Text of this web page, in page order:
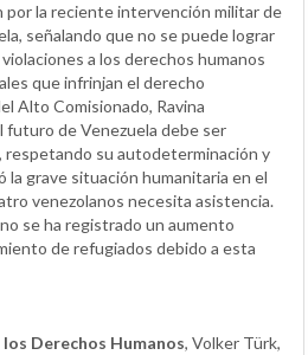
por la reciente intervención militar de
señalando que no se puede lograr
a los derechos humanos
que infrinjan el derecho
Alto Comisionado, Ravina
futuro de Venezuela debe ser
respetando su autodeterminación y
la grave situación humanitaria en el
venezolanos necesita asistencia.
se ha registrado un aumento
de refugiados debido a esta
Derechos Humanos, Volker Türk,